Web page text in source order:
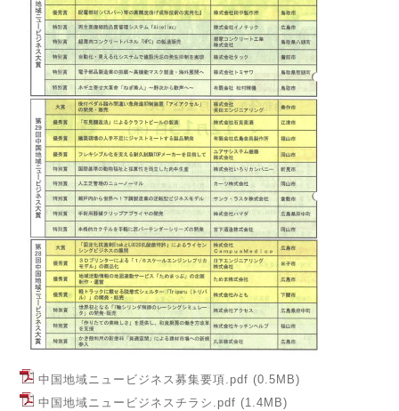
中国地域ニュービジネス募集要項.pdf (0.5MB)
中国地域ニュービジネスチラシ.pdf (1.4MB)